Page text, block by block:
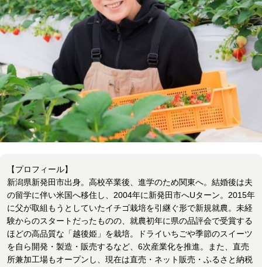
【プロフィール】
新潟県新発田市出身。高校卒業後、進学のため関東へ。結婚後は夫
の留学に伴い米国へ移住し、2004年に新発田市へUターン。2015年
に父が取組もうとしていたイチゴ栽培を引継ぐ形で新規就農。未経
験からのスタートだったものの、就農初年に県の品評会で受賞する
ほどの高品質な「越後姫」を栽培。ドライいちごや季節のスイーツ
を自ら開発・製造・販売するなど、6次産業化を推進。また、直売
所兼加工場もオープンし、現在は直売・ネット販売・ふるさと納税